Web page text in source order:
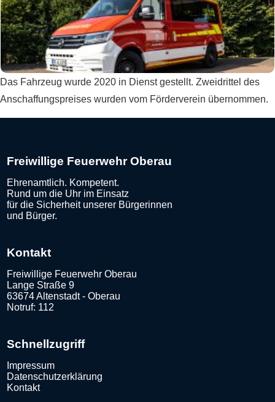
Das Fahrzeug wurde 2020 in Dienst gestellt. Zweidrittel des
Anschaffungspreises wurden vom Förderverein übernommen.
Freiwillige Feuerwehr Oberau
Ehrenamtlich. Kompetent.
Rund um die Uhr im Einsatz
für die Sicherheit unserer Bürgerinnen
und Bürger.
Kontakt
Freiwillige Feuerwehr Oberau
Lange Straße 9
63674 Altenstadt - Oberau
Notruf: 112
Schnellzugriff
Impressum
Datenschutzerklärung
Kontakt